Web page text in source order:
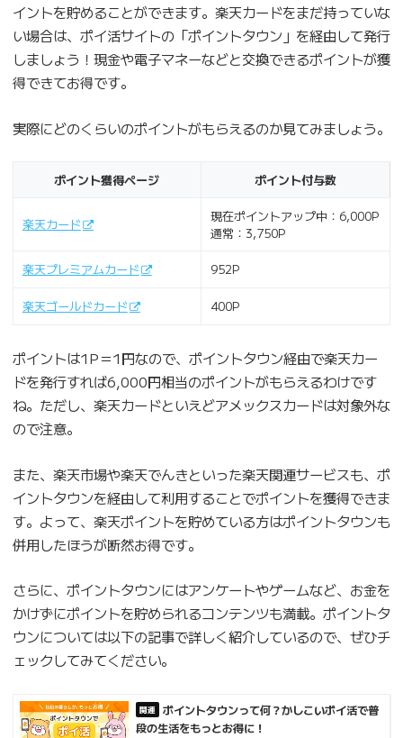
イントを貯めることができます。楽天カードをまだ持っていな
い場合は、ポイ活サイトの「ポイントタウン」を経由して発行
しましょう！現金や電子マネーなどと交換できるポイントが獲
得できてお得です。
実際にどのくらいのポイントがもらえるのか見てみましょう。
ポイント獲得ページ ポイント付与数
楽天カード
現在ポイントアップ中：6,000P
通常：3,750P
楽天プレミアムカード 952P
楽天ゴールドカード 400P
ポイントは1P＝1円なので、ポイントタウン経由で楽天カー
ドを発行すれば6,000円相当のポイントがもらえるわけです
ね。ただし、楽天カードといえどアメックスカードは対象外な
ので注意。
また、楽天市場や楽天でんきといった楽天関連サービスも、ポ
イントタウンを経由して利用することでポイントを獲得できま
す。よって、楽天ポイントを貯めている方はポイントタウンも
併用したほうが断然お得です。
さらに、ポイントタウンにはアンケートやゲームなど、お金を
かけずにポイントを貯められるコンテンツも満載。ポイントタ
ウンについては以下の記事で詳しく紹介しているので、ぜひチ
ェックしてみてください。
ポイントタウンって何？かしこいポイ活で普
段の生活をもっとお得に！